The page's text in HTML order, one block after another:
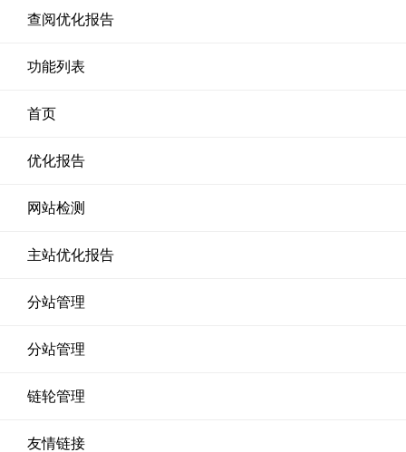
查阅优化报告
功能列表
首页
优化报告
网站检测
主站优化报告
分站管理
分站管理
链轮管理
友情链接